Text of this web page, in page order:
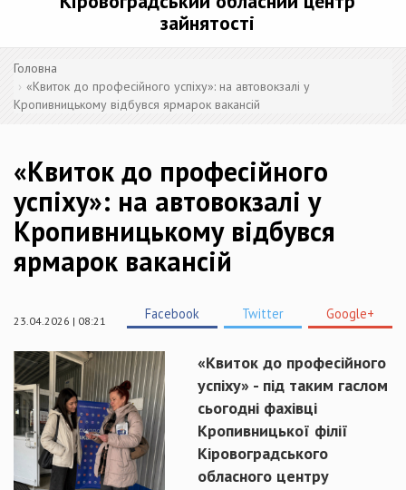
зайнятості
Головна
«Квиток до професійного успіху»: на автовокзалі у
Кропивницькому відбувся ярмарок вакансій
«Квиток до професійного
успіху»: на автовокзалі у
Кропивницькому відбувся
ярмарок вакансій
23.04.2026 | 08:21 Facebook Twitter Google+
«Квиток до професійного
успіху» - під таким гаслом
сьогодні фахівці
Кропивницької філії
Кіровоградського
обласного центру